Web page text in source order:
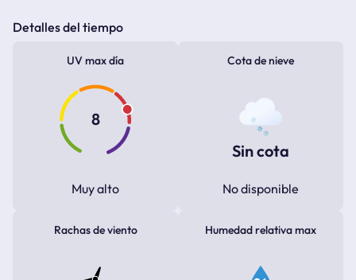
Detalles del tiempo
UV max día
8
Muy alto
Cota de nieve
Sin cota
No disponible
Rachas de viento Humedad relativa max